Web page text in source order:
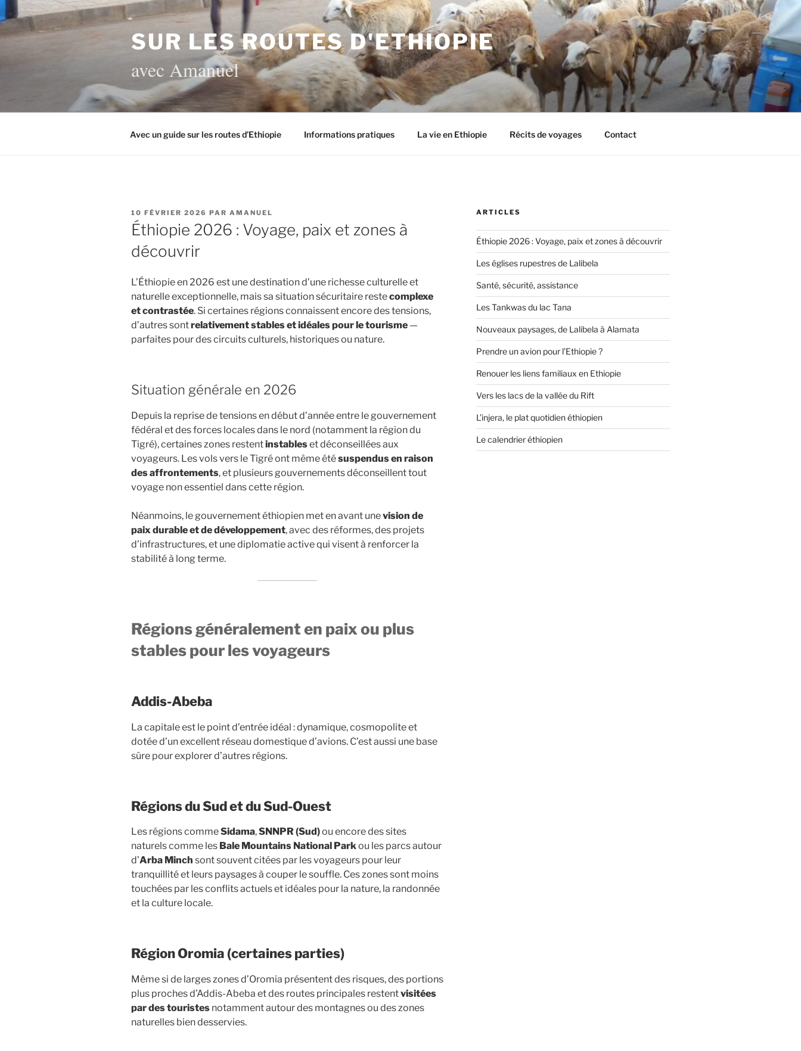
Aller
au
contenu
SUR LES ROUTES D'ETHIOPIE
avec Amanuel
Avec un guide sur les routes d’Ethiopie Informations pratiques La vie en Ethiopie Récits de voyages Contact
PUBLIÉ
LE
10 FÉVRIER 2026 PAR AMANUEL
Éthiopie 2026 : Voyage, paix et zones à
découvrir
L’Éthiopie en 2026 est une destination d’une richesse culturelle et
naturelle exceptionnelle, mais sa situation sécuritaire restecomplexe
et contrastée. Si certaines régions connaissent encore des tensions,
d’autres sontrelativement stables et idéales pour le tourisme —
parfaites pour des circuits culturels, historiques ou nature.
Situation générale en 2026
Depuis la reprise de tensions en début d’année entre le gouvernement
fédéral et des forces locales dans le nord (notamment la région du
Tigré), certaines zones restentinstableset déconseillées aux
voyageurs. Les vols vers le Tigré ont même étésuspendus en raison
des affrontements, et plusieurs gouvernements déconseillent tout
voyage non essentiel dans cette région.
Néanmoins, le gouvernement éthiopien met en avant unevision de
paix durable et de développement, avec des réformes, des projets
d’infrastructures, et une diplomatie active qui visent à renforcer la
stabilité à long terme.
Régions généralement en paix ou plus
stables pour les voyageurs
Addis-Abeba
La capitale est le point d’entrée idéal : dynamique, cosmopolite et
dotée d’un excellent réseau domestique d’avions. C’est aussi une base
sûre pour explorer d’autres régions.
Régions du Sud et du Sud-Ouest
Les régions commeSidama,SNNPR (Sud)ou encore des sites
naturels comme les Bale Mountains National Parkou les parcs autour
d’Arba Minch sont souvent citées par les voyageurs pour leur
tranquillité et leurs paysages à couper le souffle. Ces zones sont moins
touchées par les conflits actuels et idéales pour la nature, la randonnée
et la culture locale.
Région Oromia (certaines parties)
Même si de larges zones d’Oromia présentent des risques, des portions
plus proches d’Addis-Abeba et des routes principales restentvisitées
par des touristes notamment autour des montagnes ou des zones
naturelles bien desservies.
ARTICLES
Éthiopie 2026 : Voyage, paix et zones à découvrir
Les églises rupestres de Lalibela
Santé, sécurité, assistance
Les Tankwas du lac Tana
Nouveaux paysages, de Lalibela à Alamata
Prendre un avion pour l’Ethiopie ?
Renouer les liens familiaux en Ethiopie
Vers les lacs de la vallée du Rift
L’injera, le plat quotidien éthiopien
Le calendrier éthiopien